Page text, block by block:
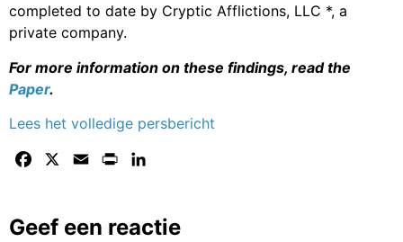
completed to date by Cryptic Afflictions, LLC *, a
private company.
For more information on these findings, read the
Paper.
Lees het volledige persbericht
Facebook Email Print
Geef een reactie